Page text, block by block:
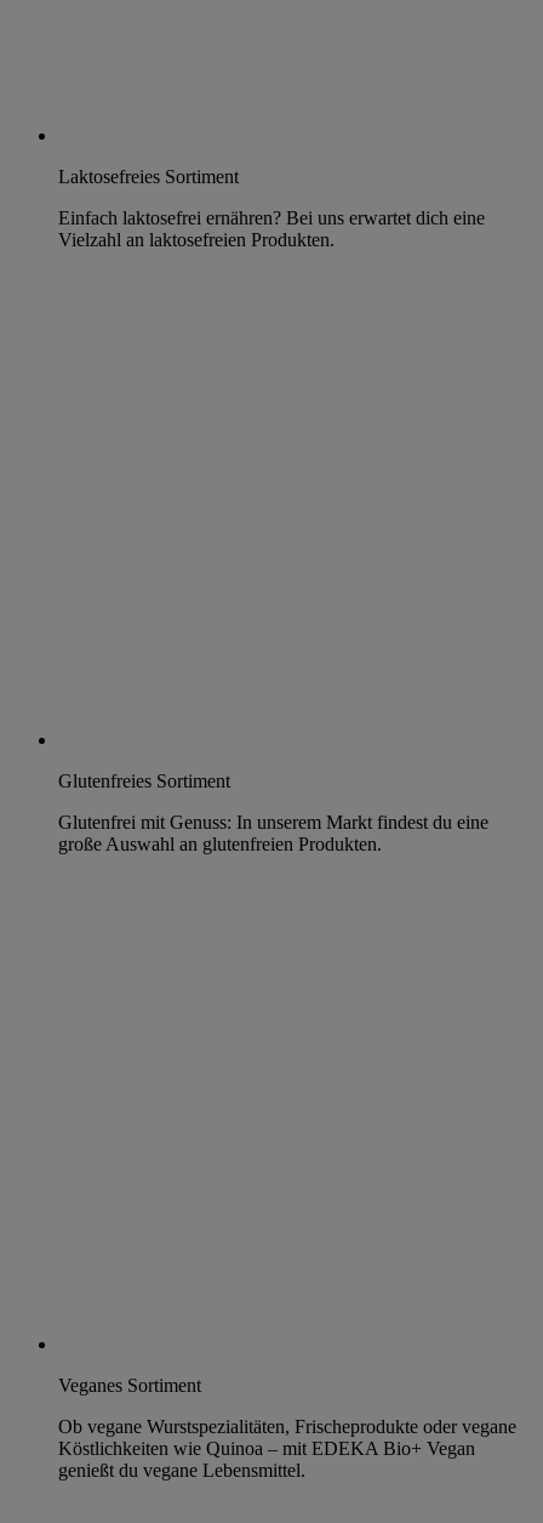
Laktosefreies Sortiment
Einfach laktosefrei ernähren? Bei uns erwartet dich eine
Vielzahl an laktosefreien Produkten.
Glutenfreies Sortiment
Glutenfrei mit Genuss: In unserem Markt findest du eine
große Auswahl an glutenfreien Produkten.
Veganes Sortiment
Ob vegane Wurstspezialitäten, Frischeprodukte oder vegane
Köstlichkeiten wie Quinoa – mit EDEKA Bio+ Vegan
genießt du vegane Lebensmittel.